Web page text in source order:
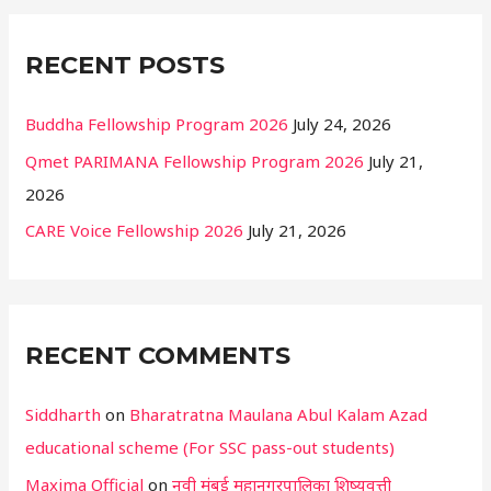
RECENT POSTS
Buddha Fellowship Program 2026 July 24, 2026
Qmet PARIMANA Fellowship Program 2026 July 21,
2026
CARE Voice Fellowship 2026 July 21, 2026
RECENT COMMENTS
Siddharth on Bharatratna Maulana Abul Kalam Azad
educational scheme (For SSC pass-out students)
Maxima Official onनवी मुंबई महानगरपालिका शिष्यवृत्ती